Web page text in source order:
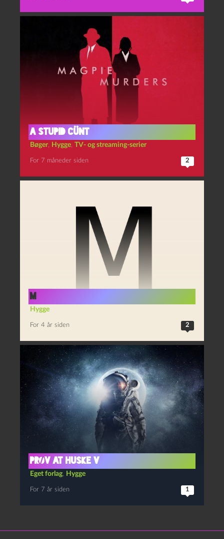
A stupid cünt
Bøger Hygge TV- og streaming-serier
For 7 måneder siden 2
M
Hygge
For 4 år siden 2
PRØV AT HUSKE V
Eget forlag Hygge
For 7 år siden 1